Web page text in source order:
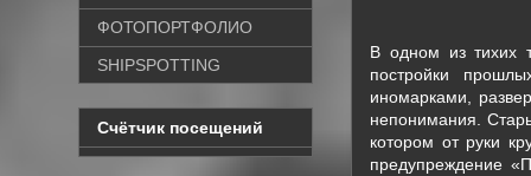
В одном из тихих
постройки
иномарками,
непонимания.
котором от руки
предупреждение
ФОТОПОРТФОЛИО
SHIPSPOTTING
Счётчик посещений